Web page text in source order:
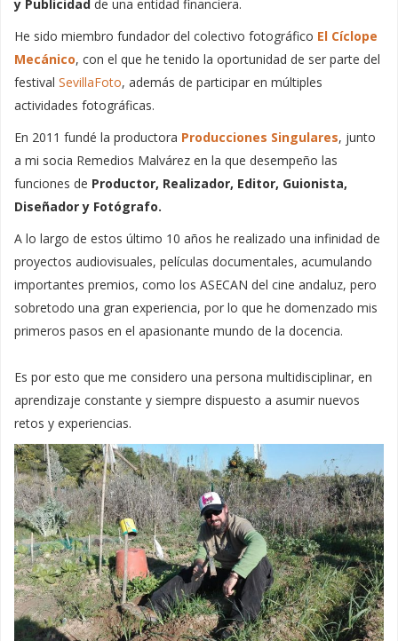
y Publicidad de una entidad financiera.
He sido miembro fundador del colectivo fotográfico El Cíclope
Mecánico, con el que he tenido la oportunidad de ser parte del
festival SevillaFoto, además de participar en múltiples
actividades fotográficas.
En 2011 fundé la productora Producciones Singulares, junto
a mi socia Remedios Malvárez en la que desempeño las
funciones de Productor, Realizador, Editor, Guionista,
Diseñador y Fotógrafo.
A lo largo de estos último 10 años he realizado una infinidad de
proyectos audiovisuales, películas documentales, acumulando
importantes premios, como los ASECAN del cine andaluz, pero
sobretodo una gran experiencia, por lo que he domenzado mis
primeros pasos en el apasionante mundo de la docencia.
Es por esto que me considero una persona multidisciplinar, en
aprendizaje constante y siempre dispuesto a asumir nuevos
retos y experiencias.